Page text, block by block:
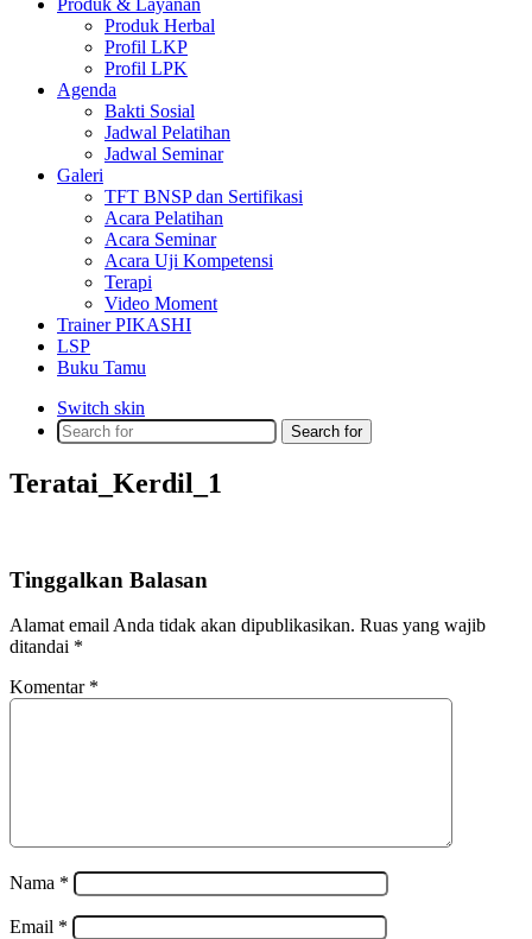
Produk & Layanan
Produk Herbal
Profil LKP
Profil LPK
Agenda
Bakti Sosial
Jadwal Pelatihan
Jadwal Seminar
Galeri
TFT BNSP dan Sertifikasi
Acara Pelatihan
Acara Seminar
Acara Uji Kompetensi
Terapi
Video Moment
Trainer PIKASHI
LSP
Buku Tamu
Switch skin
Search for
Teratai_Kerdil_1
Tinggalkan Balasan
Alamat email Anda tidak akan dipublikasikan. Ruas yang wajib
ditandai *
Komentar *
Nama *
Email *